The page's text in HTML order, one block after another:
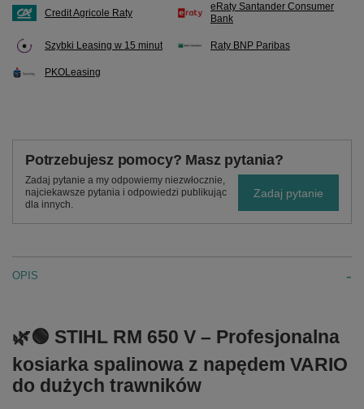
Credit Agricole Raty
eRaty Santander Consumer
Bank
Szybki Leasing w 15 minut Raty BNP Paribas
PKOLeasing
Potrzebujesz pomocy? Masz pytania?
Zadaj pytanie a my odpowiemy niezwłocznie,
najciekawsze pytania i odpowiedzi publikując
dla innych.
Zadaj pytanie
OPIS
🌿🟢 STIHL RM 650 V – Profesjonalna
kosiarka spalinowa z napędem VARIO
do dużych trawników